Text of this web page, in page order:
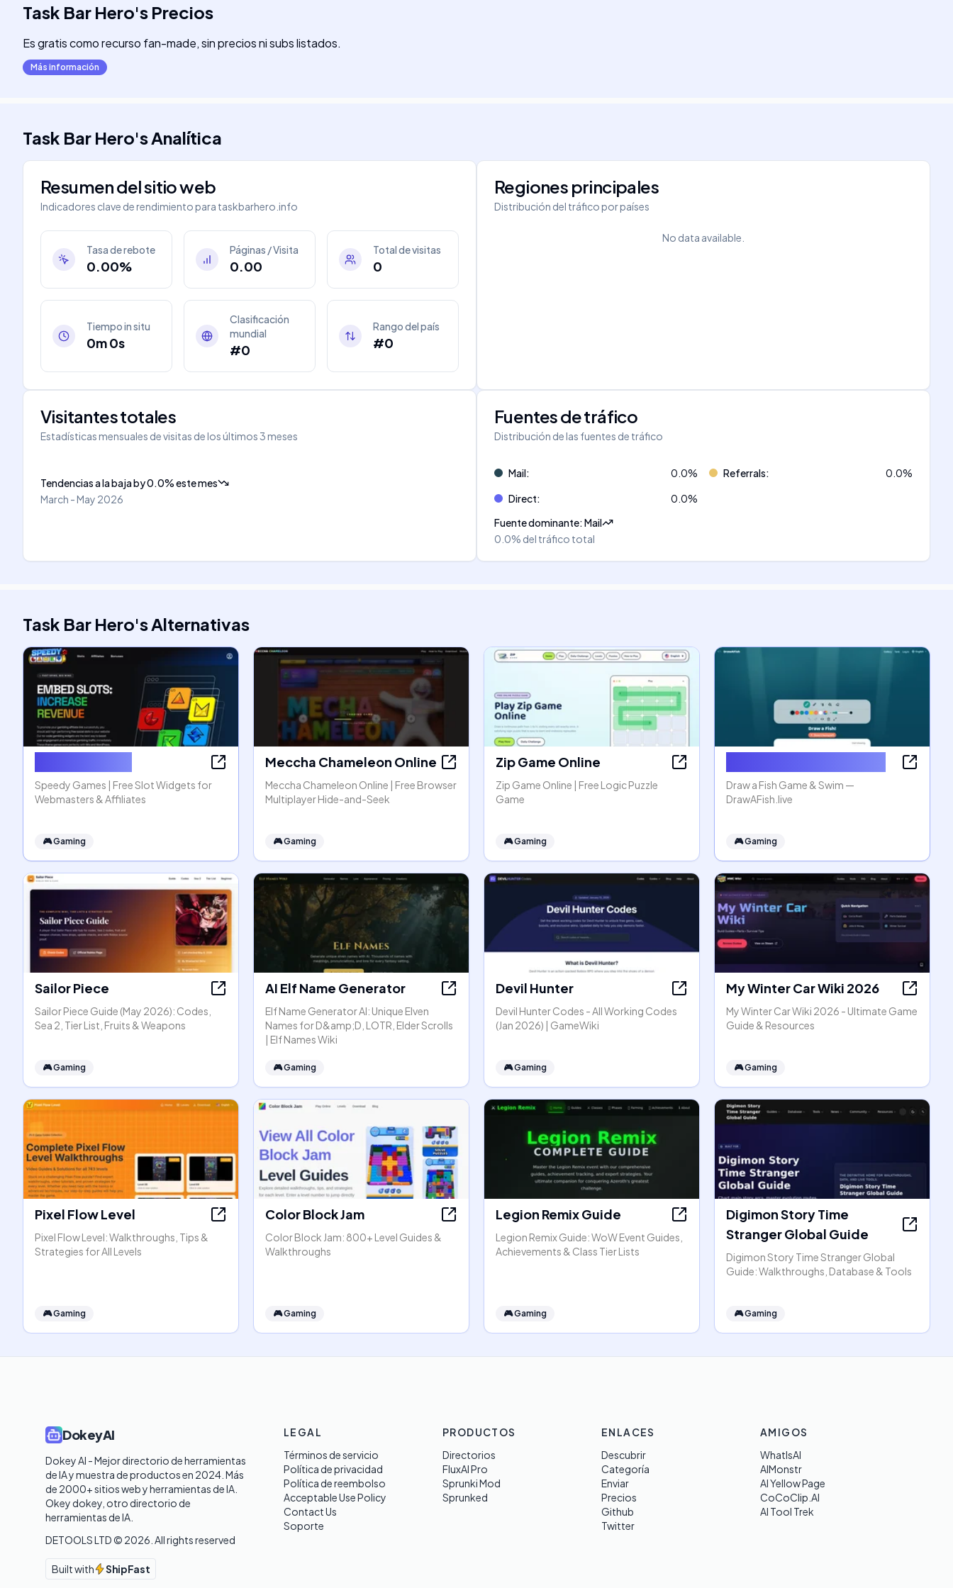
Task Bar Hero's Precios
Es gratis como recurso fan-made, sin precios ni subs listados.
Más información
Task Bar Hero'sAnalítica
Resumen del sitio web
Indicadores clave de rendimiento para taskbarhero.info
Tasa de rebote
0.00%
Páginas / Visita
0.00
Total de visitas
0
Tiempo in situ
0m 0s
Clasificación
mundial
#0
Rango del país
#0
Regiones principales
Distribución del tráfico por países
No data available.
Visitantes totales
Estadísticas mensuales de visitas de los últimos 3 meses
Tendencias a la bajaby0.0%este mes
March - May 2026
Fuentes de tráfico
Distribución de las fuentes de tráfico
Mail: 0.0% Referrals: 0.0%
Direct: 0.0%
Fuente dominante:Mail
0.0% del tráfico total
Task Bar Hero'sAlternativas
Speedy Games | Free Slot Widgets for
Webmasters & Affiliates
🎮Gaming
Meccha Chameleon Online
Meccha Chameleon Online | Free Browser
Multiplayer Hide-and-Seek
🎮Gaming
Zip Game Online
Zip Game Online | Free Logic Puzzle
Game
🎮Gaming
Draw a Fish Game & Swim —
DrawAFish.live
🎮Gaming
Sailor Piece
Sailor Piece Guide (May 2026): Codes,
Sea 2, Tier List, Fruits & Weapons
🎮Gaming
AI Elf Name Generator
Elf Name Generator AI: Unique Elven
Names for D&amp;D, LOTR, Elder Scrolls
| Elf Names Wiki
🎮Gaming
Devil Hunter
Devil Hunter Codes - All Working Codes
(Jan 2026) | GameWiki
🎮Gaming
My Winter Car Wiki 2026
My Winter Car Wiki 2026 - Ultimate Game
Guide & Resources
🎮Gaming
Pixel Flow Level
Pixel Flow Level: Walkthroughs, Tips &
Strategies for All Levels
🎮Gaming
Color Block Jam
Color Block Jam: 800+ Level Guides &
Walkthroughs
🎮Gaming
Legion Remix Guide
Legion Remix Guide: WoW Event Guides,
Achievements & Class Tier Lists
🎮Gaming
Digimon Story Time
Stranger Global Guide
Digimon Story Time Stranger Global
Guide: Walkthroughs, Database & Tools
🎮Gaming
DokeyAI
Dokey AI - Mejor directorio de herramientas
de IA y muestra de productos en 2024. Más
de 2000+ sitios web y herramientas de IA.
Okey dokey, otro directorio de
herramientas de IA.
DETOOLS LTD © 2026 . All rights reserved
Built with ShipFast
LEGAL
Términos de servicio
Política de privacidad
Política de reembolso
Acceptable Use Policy
Contact Us
Soporte
PRODUCTOS
Directorios
FluxAI Pro
Sprunki Mod
Sprunked
ENLACES
Descubrir
Categoría
Enviar
Precios
Github
Twitter
AMIGOS
WhatIsAI
AIMonstr
AI Yellow Page
CoCoClip.AI
AI Tool Trek